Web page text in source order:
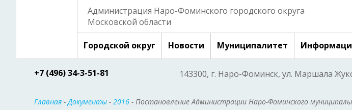
Администрация Наро-Фоминского городского округа
Московской области
Городской округ Новости Муниципалитет
+7 (496) 34-3-51-81 143300, г. Наро-Фоминск, ул. Маршала
Главная -Документы - 2016 - Постановление Администрации Наро-Фоминского